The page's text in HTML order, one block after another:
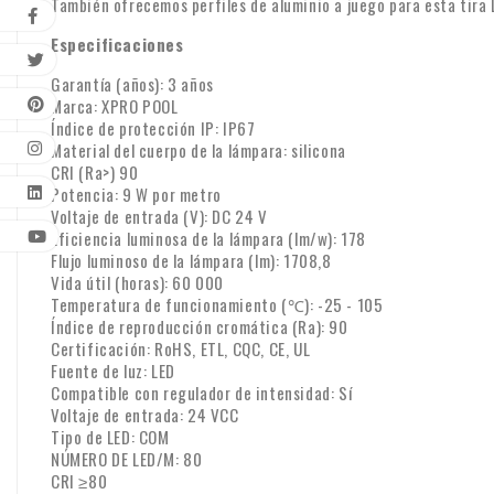
Especificaciones
Garantía (años): 3 años
Marca: XPRO POOL
Índice de protección IP: IP67
Material del cuerpo de la lámpara: silicona
CRI (Ra>) 90
Potencia: 9 W por metro
Voltaje de entrada (V): DC 24 V
Eficiencia luminosa de la lámpara (lm/w): 178
Flujo luminoso de la lámpara (lm): 1708,8
Vida útil (horas): 60 000
Temperatura de funcionamiento (℃): -25 - 105
Índice de reproducción cromática (Ra): 90
Certificación: RoHS, ETL, CQC, CE, UL
Fuente de luz: LED
Compatible con regulador de intensidad: Sí
Voltaje de entrada: 24 VCC
Tipo de LED: COM
NÚMERO DE LED/M: 80
CRI ≥80